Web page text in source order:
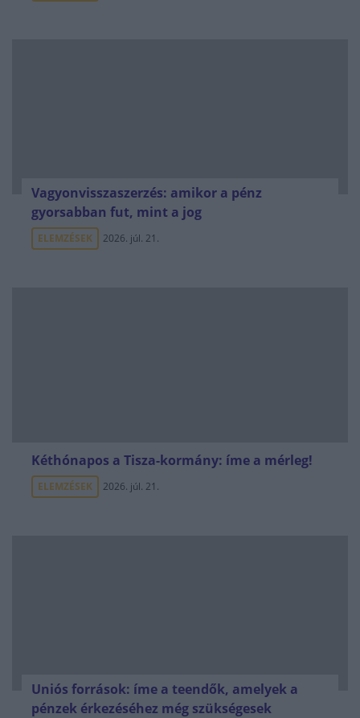
Vagyonvisszaszerzés: amikor a pénz
gyorsabban fut, mint a jog
ELEMZÉSEK 2026. júl. 21.
Kéthónapos a Tisza-kormány: íme a mérleg!
ELEMZÉSEK 2026. júl. 21.
Uniós források: íme a teendők, amelyek a
pénzek érkezéséhez még szükségesek